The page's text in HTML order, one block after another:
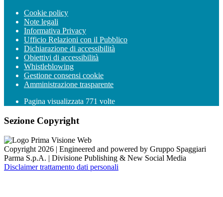
Cookie policy
Note legali
Informativa Privacy
Ufficio Relazioni con il Pubblico
Dichiarazione di accessibilità
Obiettivi di accessibilità
Whistleblowing
Gestione consensi cookie
Amministrazione trasparente
Pagina visualizzata 771 volte
Sezione Copyright
Copyright 2026 | Engineered and powered by Gruppo Spaggiari
Parma S.p.A. | Divisione Publishing & New Social Media
Disclaimer trattamento dati personali